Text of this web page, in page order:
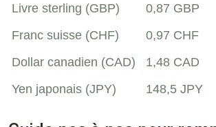
Livre sterling (GBP)
0,87 GBP
Franc suisse (CHF)
0,97 CHF
Dollar canadien (CAD)
1,48 CAD
Yen japonais (JPY)
148,5 JPY